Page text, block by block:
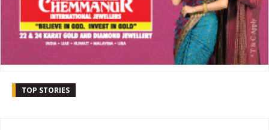
TOP STORIES